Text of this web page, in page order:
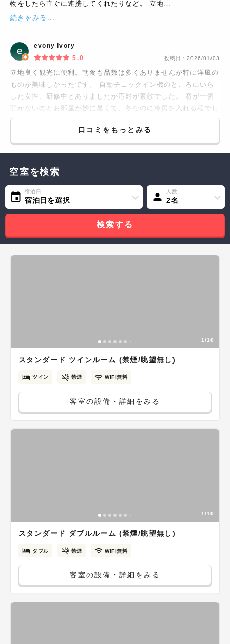
物をしたら直ぐに連携してくれたりなど。 立地…
続きをみる...
evony ivory
5.0
投稿日： 2026/01/03
立地良く観光に便利。朝食も品数は多くありませんが特に洋風の
ものが美味しかったです。 自動チェックイン機のところにいら
した女性、研修中とありましたが応対が素敵でした。 窓が一切
開かないのとお部屋が妙に暑くて、冬なのに冷房を入れる程でし
た。
口コミをもっとみる
空室を検索
宿泊日
宿泊日を選択
人数
2名
検索する
1/10
スタンダード ツインルーム (禁煙/眺望無し)
ツイン 禁煙 WiFi無料
客室の設備・詳細をみる
1/10
スタンダード ダブルルーム (禁煙/眺望無し)
ダブル 禁煙 WiFi無料
客室の設備・詳細をみる